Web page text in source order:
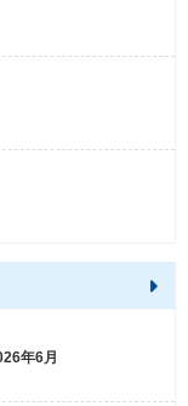
年6月